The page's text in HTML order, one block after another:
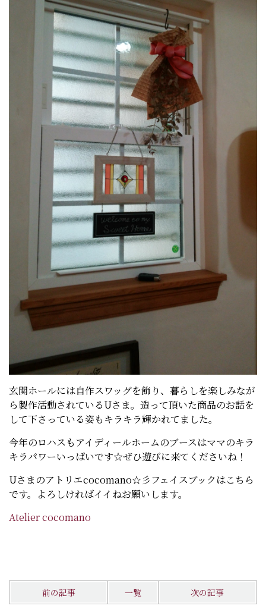
玄関ホールには自作スワッグを飾り、暮らしを楽しみなが
ら製作活動されているUさま。造って頂いた商品のお話を
して下さっている姿もキラキラ輝かれてました。
今年のロハスもアイディールホームのブースはママのキラ
キラパワーいっぱいです☆ぜひ遊びに来てくださいね！
Uさまのアトリエcocomano☆彡フェイスブックはこちら
です。よろしければイイねお願いします。
Atelier cocomano
前の記事 一覧 次の記事